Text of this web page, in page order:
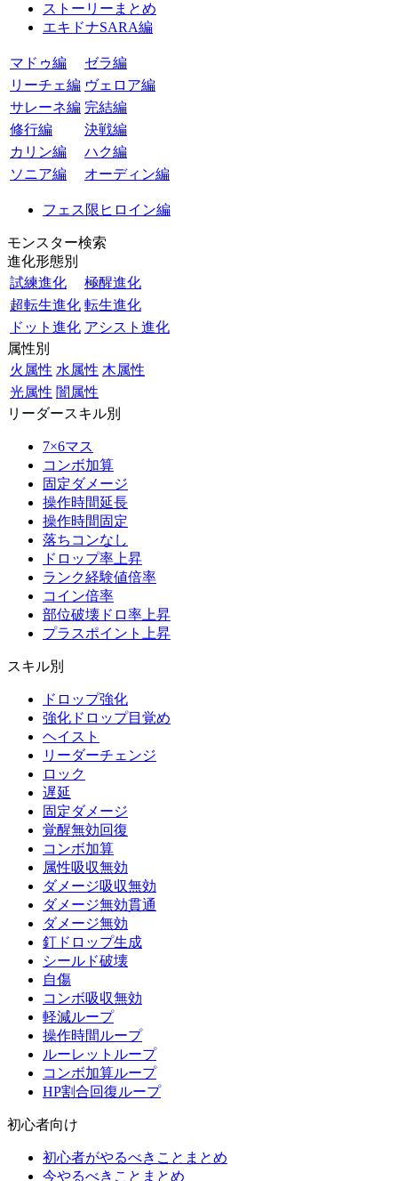
ストーリーまとめ
エキドナSARA編
マドゥ編
ゼラ編
リーチェ編 ヴェロア編
サレーネ編 完結編
修行編
決戦編
カリン編
ハク編
ソニア編
オーディン編
フェス限ヒロイン編
モンスター検索
進化形態別
試練進化
極醒進化
超転生進化 転生進化
ドット進化 アシスト進化
属性別
火属性 水属性 木属性
光属性 闇属性
リーダースキル別
7×6マス
コンボ加算
固定ダメージ
操作時間延長
操作時間固定
落ちコンなし
ドロップ率上昇
ランク経験値倍率
コイン倍率
部位破壊ドロ率上昇
プラスポイント上昇
スキル別
ドロップ強化
強化ドロップ目覚め
ヘイスト
リーダーチェンジ
ロック
遅延
固定ダメージ
覚醒無効回復
コンボ加算
属性吸収無効
ダメージ吸収無効
ダメージ無効貫通
ダメージ無効
釘ドロップ生成
シールド破壊
自傷
コンボ吸収無効
軽減ループ
操作時間ループ
ルーレットループ
コンボ加算ループ
HP割合回復ループ
初心者向け
初心者がやるべきことまとめ
今やるべきことまとめ